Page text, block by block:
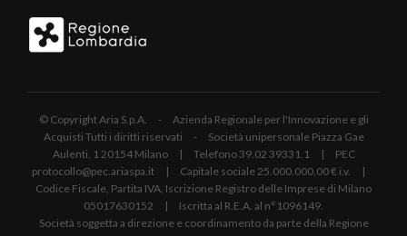
© Copyright Aria S.p.A. - Azienda Regionale per l'Innovazione e gli
Acquisti Tutti i diritti riservati - Società unipersonale Piazza Gae
Aulenti, 1 20154 Milano | Telefono 39.02 39331.1 | PEC
protocollo@pec.ariaspa.it | Capitale sociale 25.000.000,00 € i.v. |
Codice Fiscale, Partita IVA, Iscrizione Registro delle Imprese di Milano
05017630152 | Iscritta al R.E.A. al n°1096149.
Società soggetta a direzione e coordinamento da parte della Regione